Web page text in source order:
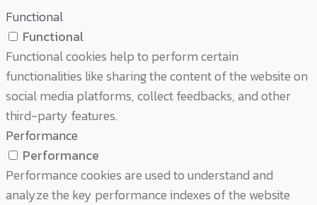
Functional
Functional
Functional cookies help to perform certain
functionalities like sharing the content of the website on
social media platforms, collect feedbacks, and other
third-party features.
Performance
Performance
Performance cookies are used to understand and
analyze the key performance indexes of the website